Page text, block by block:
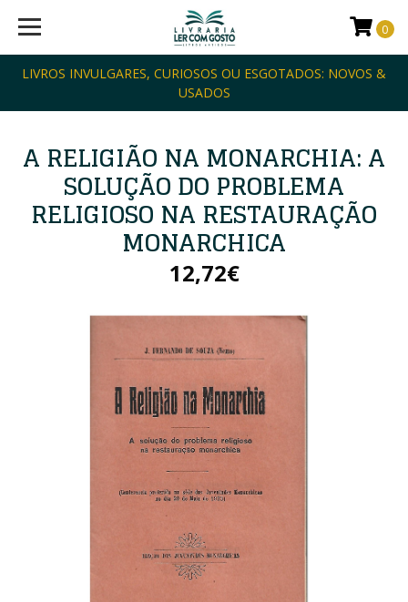
LIVROS INVULGARES, CURIOSOS OU ESGOTADOS: NOVOS &
USADOS
0
A RELIGIÃO NA MONARCHIA: A
SOLUÇÃO DO PROBLEMA
RELIGIOSO NA RESTAURAÇÃO
MONARCHICA
12,72€